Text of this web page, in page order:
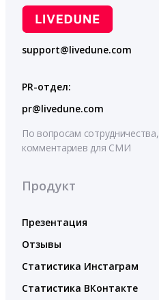
support@livedune.com
PR-отдел:
pr@livedune.com
По вопросам сотрудничества,
комментариев для СМИ
Продукт
Презентация
Отзывы
Статистика Инстаграм
Статистика ВКонтакте